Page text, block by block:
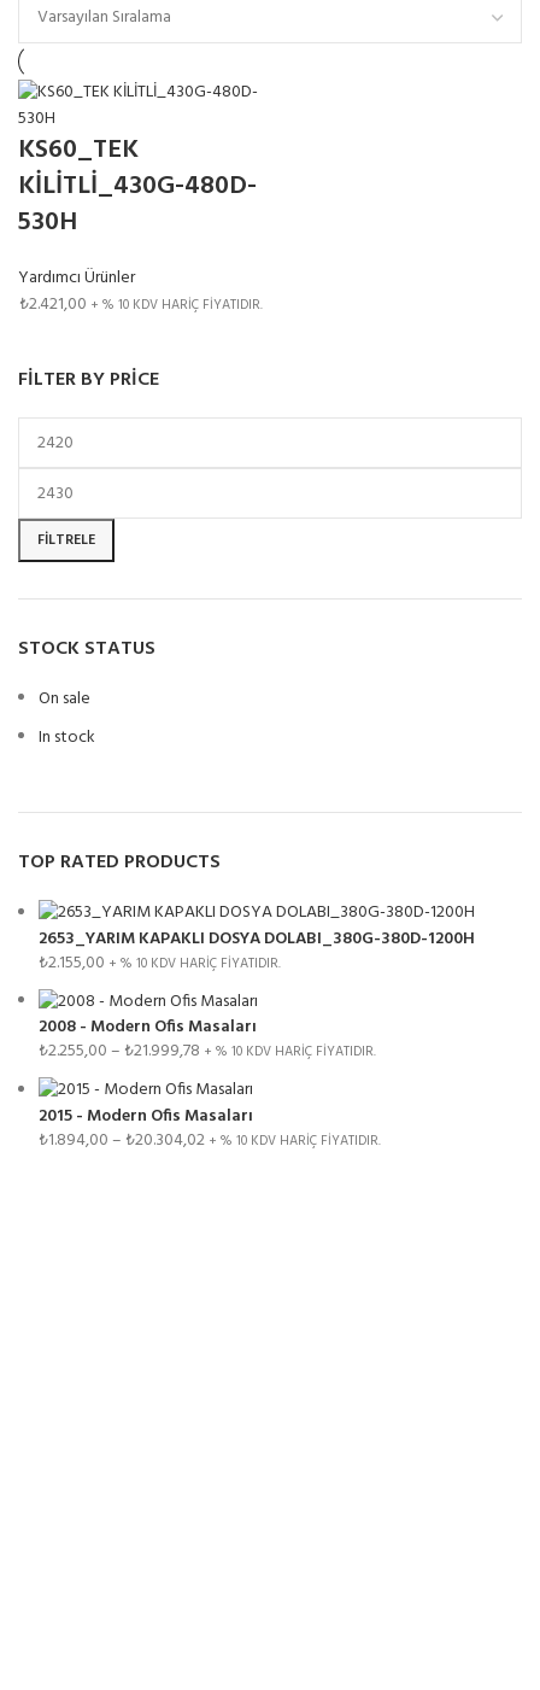
FILTER BY PRICE
FILTRELE
STOCK STATUS
On sale
In stock
TOP RATED PRODUCTS
2653_YARIM KAPAKLI DOSYA DOLABI_380G-380D-1200H
₺2.155,00 + % 10 KDV HARİÇ FİYATIDIR.
2008 - Modern Ofis Masaları
₺2.255,00– ₺21.999,78 + % 10 KDV HARİÇ FİYATIDIR.
2015 - Modern Ofis Masaları
₺1.894,00– ₺20.304,02 + % 10 KDV HARİÇ FİYATIDIR.
KS60_TEK
KİLİTLİ_430G-480D-
530H
Yardımcı Ürünler
₺2.421,00 + % 10 KDV HARİÇ FİYATIDIR.